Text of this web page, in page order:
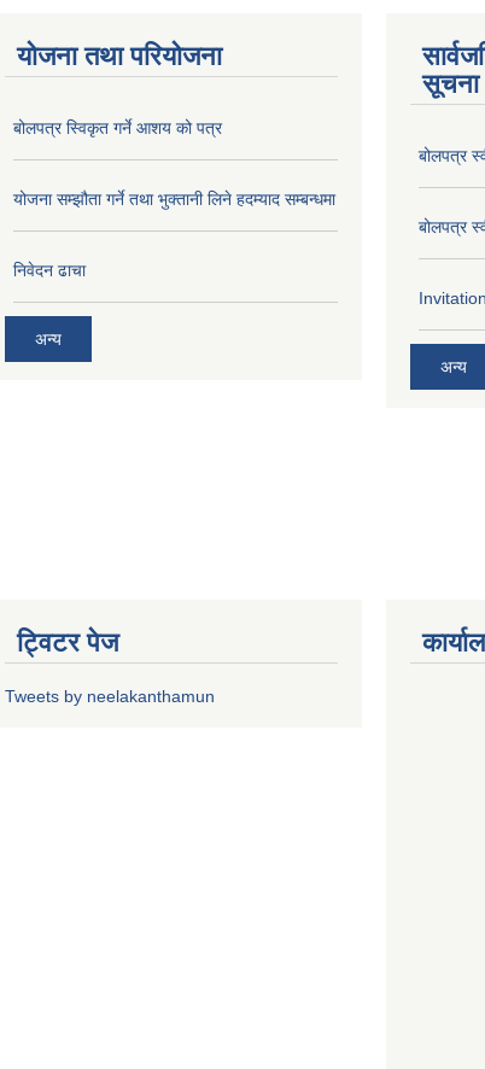
योजना तथा परियोजना
बोलपत्र स्विकृत गर्ने आशय को पत्र
योजना सम्झौता गर्ने तथा भुक्तानी लिने हदम्याद सम्बन्धमा
निवेदन ढाचा
अन्य
सूचना
बोलपत्र
बोलपत्र
अन्य
ट्विटर पेज
Tweets by neelakanthamun